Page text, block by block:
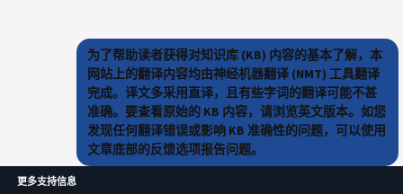
为了帮助读者获得对知识库 (KB) 内容的基本了解，本
网站上的翻译内容均由神经机器翻译 (NMT) 工具翻译
完成。译文多采用直译，且有些字词的翻译可能不甚
准确。要查看原始的 KB 内容，请浏览英文版本。如您
发现任何翻译错误或影响 KB 准确性的问题，可以使用
文章底部的反馈选项报告问题。
更多支持信息